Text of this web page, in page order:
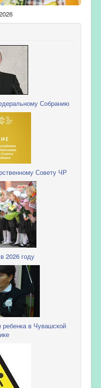
Собранию
Совету ЧР
2026 году
в Чувашской